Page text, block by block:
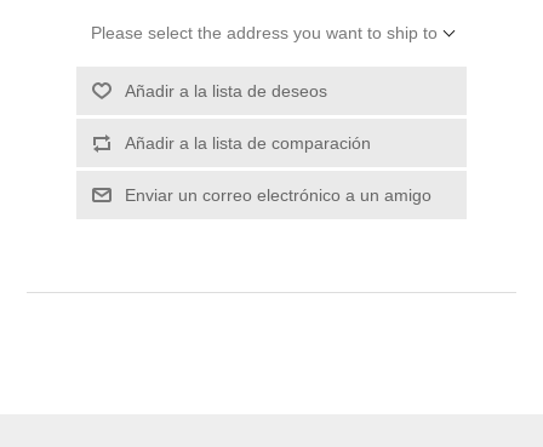
Please select the address you want to ship to